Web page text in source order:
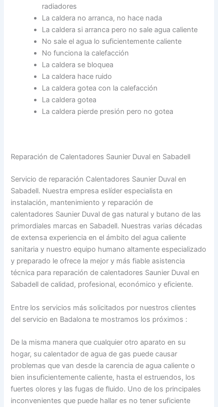
radiadores
La caldera no arranca, no hace nada
La caldera si arranca pero no sale agua caliente
No sale el agua lo suficientemente caliente
No funciona la calefacción
La caldera se bloquea
La caldera hace ruido
La caldera gotea con la calefacción
La caldera gotea
La caldera pierde presión pero no gotea
Reparación de Calentadores Saunier Duval en Sabadell
Servicio de reparación Calentadores Saunier Duval en
Sabadell. Nuestra empresa eslíder especialista en
instalación, mantenimiento y reparación de
calentadores Saunier Duval de gas natural y butano de las
primordiales marcas en Sabadell. Nuestras varias décadas
de extensa experiencia en el ámbito del agua caliente
sanitaria y nuestro equipo humano altamente especializado
y preparado le ofrece la mejor y más fiable asistencia
técnica para reparación de calentadores Saunier Duval en
Sabadell de calidad, profesional, económico y eficiente.
Entre los servicios más solicitados por nuestros clientes
del servicio en Badalona te mostramos los próximos :
De la misma manera que cualquier otro aparato en su
hogar, su calentador de agua de gas puede causar
problemas que van desde la carencia de agua caliente o
bien insuficientemente caliente, hasta el estruendos, los
fuertes olores y las fugas de fluido. Uno de los principales
inconvenientes que puede hallar es no tener suficiente